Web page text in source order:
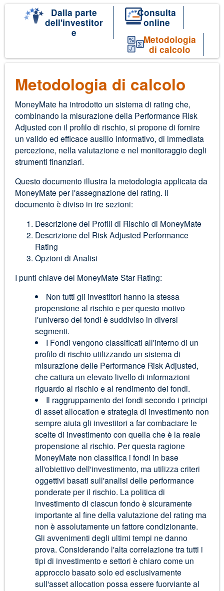
Salta
al
contenuto
Dalla parte
dell'investitor
e
Consulta
online
Metodologia
di calcolo
Metodologia di calcolo
MoneyMate ha introdotto un sistema di rating che,
combinando la misurazione della Performance Risk
Adjusted con il profilo di rischio, si propone di fornire
un valido ed efficace ausilio informativo, di immediata
percezione, nella valutazione e nel monitoraggio degli
strumenti finanziari.
Questo documento illustra la metodologia applicata da
MoneyMate per l'assegnazione del rating. Il
documento è diviso in tre sezioni:
Descrizione dei Profili di Rischio di MoneyMate
Descrizione del Risk Adjusted Performance
Rating
Opzioni di Analisi
I punti chiave del MoneyMate Star Rating:
Non tutti gli investitori hanno la stessa
propensione al rischio e per questo motivo
l'universo dei fondi è suddiviso in diversi
segmenti.
I Fondi vengono classificati all'interno di un
profilo di rischio utilizzando un sistema di
misurazione delle Performance Risk Adjusted,
che cattura un elevato livello di informazioni
riguardo al rischio e al rendimento dei fondi.
Il raggruppamento dei fondi secondo i principi
di asset allocation e strategia di investimento non
sempre aiuta gli investitori a far combaciare le
scelte di investimento con quella che è la reale
propensione al rischio. Per questa ragione
MoneyMate non classifica i fondi in base
all'obiettivo dell'investimento, ma utilizza criteri
oggettivi basati sull'analisi delle performance
ponderate per il rischio. La politica di
investimento di ciascun fondo è sicuramente
importante al fine della valutazione del rating ma
non è assolutamente un fattore condizionante.
Gli avvenimenti degli ultimi tempi ne danno
prova. Considerando l'alta correlazione tra tutti i
tipi di investimento e settori è chiaro come un
approccio basato solo ed esclusivamente
sull'asset allocation possa essere fuorviante al